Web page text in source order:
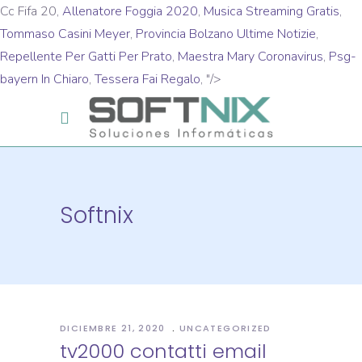
Cc Fifa 20, Allenatore Foggia 2020, Musica Streaming Gratis,
Tommaso Casini Meyer, Provincia Bolzano Ultime Notizie,
Repellente Per Gatti Per Prato, Maestra Mary Coronavirus, Psg-
bayern In Chiaro,Tessera Fai Regalo, "/>
Softnix
DICIEMBRE 21, 2020 UNCATEGORIZED
tv2000 contatti email